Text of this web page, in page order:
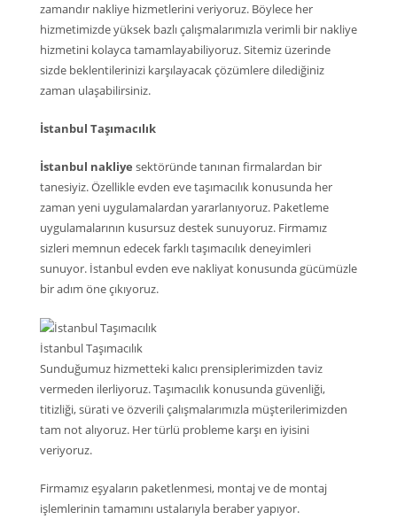
zamandır nakliye hizmetlerini veriyoruz. Böylece her
hizmetimizde yüksek bazlı çalışmalarımızla verimli bir nakliye
hizmetini kolayca tamamlayabiliyoruz. Sitemiz üzerinde
sizde beklentilerinizi karşılayacak çözümlere dilediğiniz
zaman ulaşabilirsiniz.
İstanbul Taşımacılık
İstanbul nakliye sektöründe tanınan firmalardan bir
tanesiyiz. Özellikle evden eve taşımacılık konusunda her
zaman yeni uygulamalardan yararlanıyoruz. Paketleme
uygulamalarının kusursuz destek sunuyoruz. Firmamız
sizleri memnun edecek farklı taşımacılık deneyimleri
sunuyor. İstanbul evden eve nakliyat konusunda gücümüzle
bir adım öne çıkıyoruz.
İstanbul Taşımacılık
Sunduğumuz hizmetteki kalıcı prensiplerimizden taviz
vermeden ilerliyoruz. Taşımacılık konusunda güvenliği,
titizliği, sürati ve özverili çalışmalarımızla müşterilerimizden
tam not alıyoruz. Her türlü probleme karşı en iyisini
veriyoruz.
Firmamız eşyaların paketlenmesi, montaj ve de montaj
işlemlerinin tamamını ustalarıyla beraber yapıyor.